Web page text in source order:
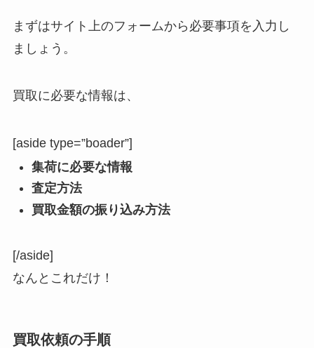
まずはサイト上のフォームから必要事項を入力し
ましょう。
買取に必要な情報は、
[aside type=”boader”]
集荷に必要な情報
査定方法
買取金額の振り込み方法
[/aside]
なんとこれだけ！
買取依頼の手順